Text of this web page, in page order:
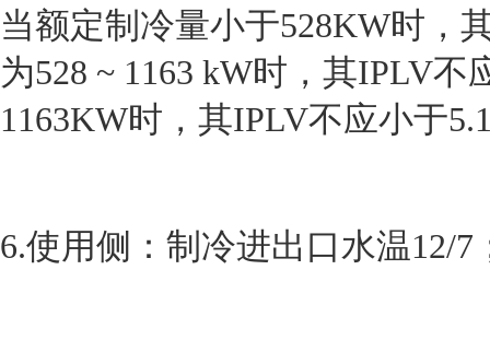
当额定制冷量小于528KW时，
为528 ~ 1163 kW时，其IPLV
1163KW时，其IPLV不应小于
6.使用侧：制冷进出口水温12/7